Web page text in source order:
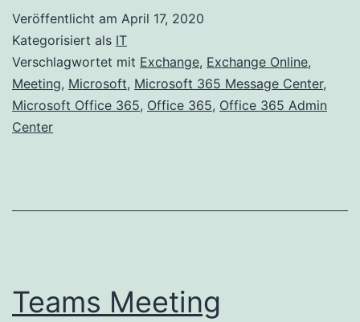
Online
–
Update
April
Veröffentlicht am April 17, 2020
Kategorisiert als IT
Verschlagwortet mit Exchange, Exchange Online,
Meeting, Microsoft, Microsoft 365 Message Center,
Microsoft Office 365, Office 365, Office 365 Admin
Center
Teams Meeting